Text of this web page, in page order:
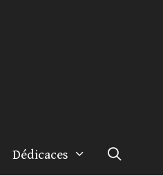
Dédicaces